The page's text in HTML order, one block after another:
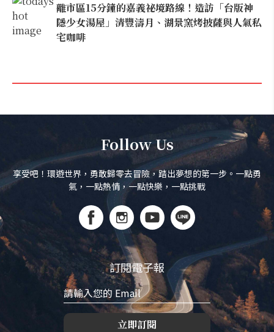
離市區15分鐘的嘉義祕境路線！造訪「台版神
隱少女湯屋」清豐濤月、湖景窯烤披薩與人氣私
宅咖啡
Follow Us
享受吧！環遊世界，勇敢歸零去冒險，踏出夢想的第一步。一點勇
氣，一點熱情，一點快樂，一點挑戰
訂閱電子報
立即訂閱